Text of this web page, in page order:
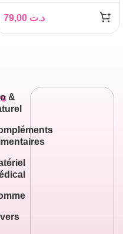
CREME NUTRITION
INTENSE 100ML
د.ت
&